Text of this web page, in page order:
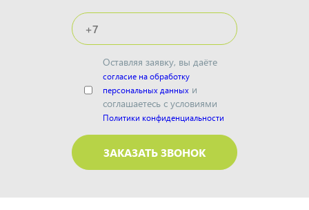
Оставляя заявку, вы даёте
согласие на обработку
персональных данных и
соглашаетесь с условиями
Политики конфиденциальности